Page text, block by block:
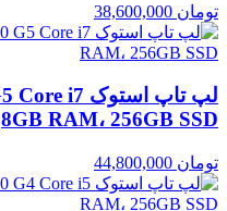
تومان
8GB RAM، 256GB SSD
تومان